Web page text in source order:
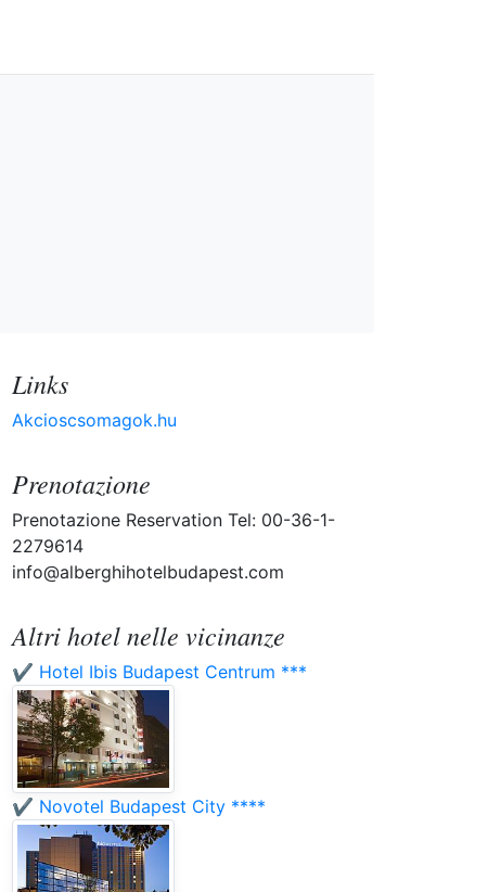
Links
Akcioscsomagok.hu
Prenotazione
Prenotazione Reservation Tel: 00-36-1-
2279614
info@alberghihotelbudapest.com
Altri hotel nelle vicinanze
✔️ Hotel Ibis Budapest Centrum ***
✔️ Novotel Budapest City ****